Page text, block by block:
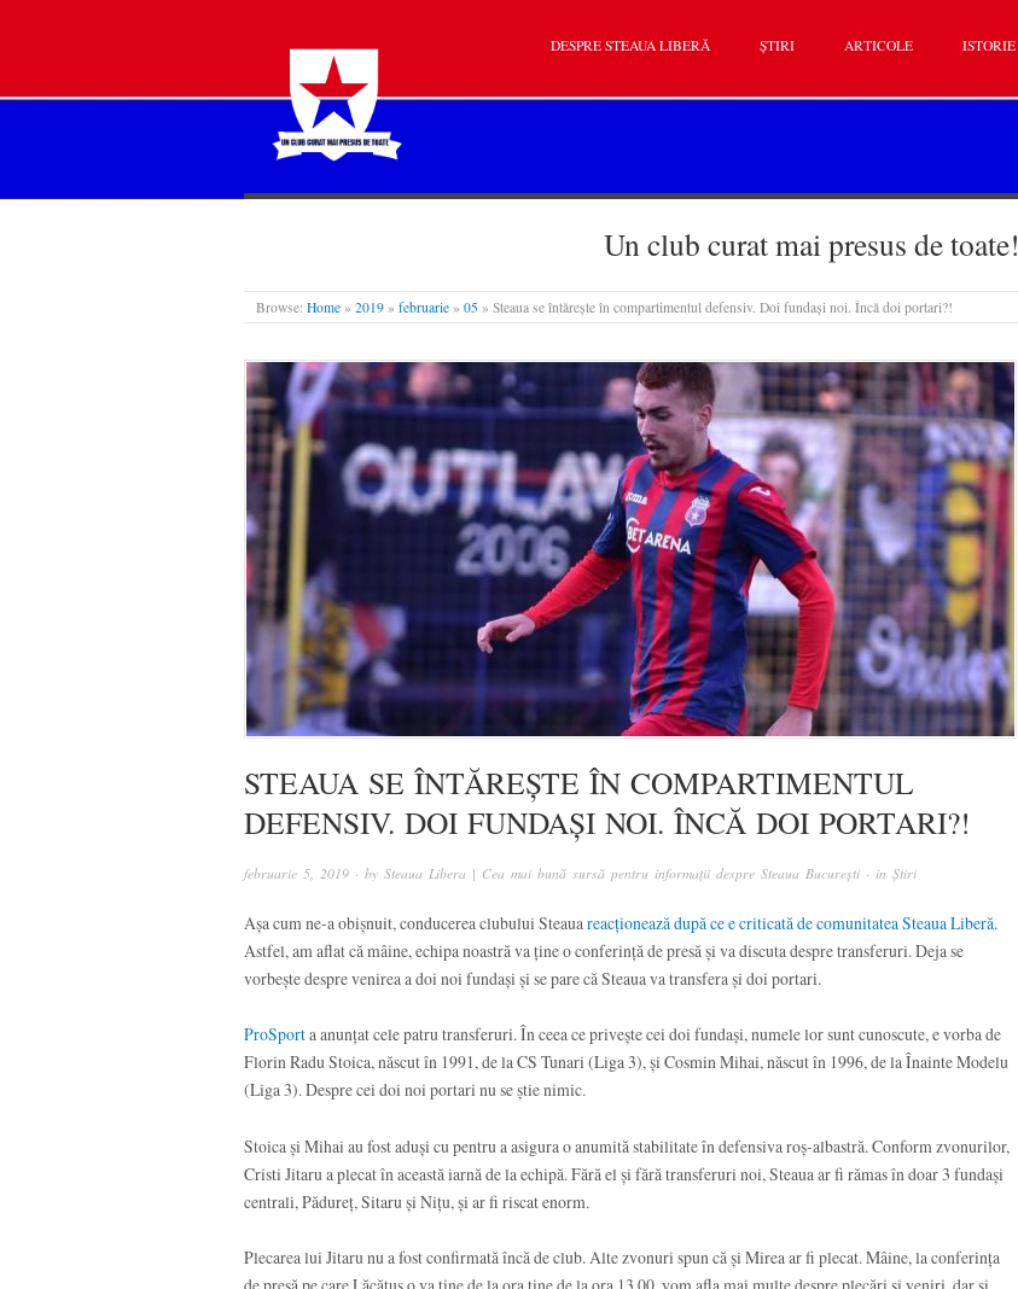
STEAUA LIBERĂ
DESPRE STEAUA LIBERĂ ȘTIRI ARTICOLE ISTORIE
Un club curat mai presus de toate!
Browse: Home » 2019 » februarie » 05 » Steaua se întărește în compartimentul defensiv. Doi fundași noi. Încă doi portari?!
STEAUA SE ÎNTĂREȘTE ÎN COMPARTIMENTUL
DEFENSIV. DOI FUNDAȘI NOI. ÎNCĂ DOI PORTARI?!
februarie 5, 2019 · by Steaua Libera | Cea mai bună sursă pentru informații despre Steaua București · in Știri
Așa cum ne-a obișnuit, conducerea clubului Steaua reacționează după ce e criticată de comunitatea Steaua Liberă.
Astfel, am aflat că mâine, echipa noastră va ține o conferință de presă și va discuta despre transferuri. Deja se
vorbește despre venirea a doi noi fundași și se pare că Steaua va transfera și doi portari.
ProSporta anunțat cele patru transferuri. În ceea ce privește cei doi fundași, numele lor sunt cunoscute, e vorba de
Florin Radu Stoica, născut în 1991, de la CS Tunari (Liga 3), şi Cosmin Mihai, născut în 1996, de la Înainte Modelu
(Liga 3). Despre cei doi noi portari nu se știe nimic.
Stoica și Mihai au fost aduși cu pentru a asigura o anumită stabilitate în defensiva roș-albastră. Conform zvonurilor,
Cristi Jitaru a plecat în această iarnă de la echipă. Fără el și fără transferuri noi, Steaua ar fi rămas în doar 3 fundași
centrali, Pădureț, Sitaru și Nițu, și ar fi riscat enorm.
Plecarea lui Jitaru nu a fost confirmată încă de club. Alte zvonuri spun că și Mirea ar fi plecat. Mâine, la conferința